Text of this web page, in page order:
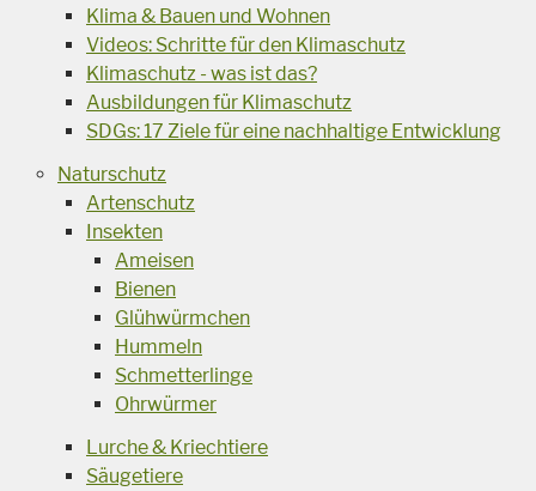
Klima & Bauen und Wohnen
Videos: Schritte für den Klimaschutz
Klimaschutz - was ist das?
Ausbildungen für Klimaschutz
SDGs: 17 Ziele für eine nachhaltige Entwicklung
Naturschutz
Artenschutz
Insekten
Ameisen
Bienen
Glühwürmchen
Hummeln
Schmetterlinge
Ohrwürmer
Lurche & Kriechtiere
Säugetiere